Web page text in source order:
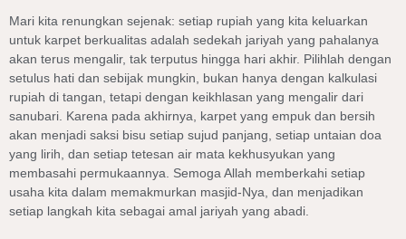
Mari kita renungkan sejenak: setiap rupiah yang kita keluarkan
untuk karpet berkualitas adalah sedekah jariyah yang pahalanya
akan terus mengalir, tak terputus hingga hari akhir. Pilihlah dengan
setulus hati dan sebijak mungkin, bukan hanya dengan kalkulasi
rupiah di tangan, tetapi dengan keikhlasan yang mengalir dari
sanubari. Karena pada akhirnya, karpet yang empuk dan bersih
akan menjadi saksi bisu setiap sujud panjang, setiap untaian doa
yang lirih, dan setiap tetesan air mata kekhusyukan yang
membasahi permukaannya. Semoga Allah memberkahi setiap
usaha kita dalam memakmurkan masjid-Nya, dan menjadikan
setiap langkah kita sebagai amal jariyah yang abadi.